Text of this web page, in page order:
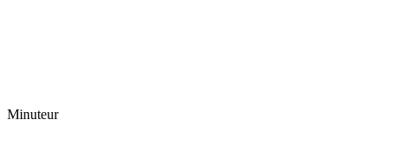
Minuteur